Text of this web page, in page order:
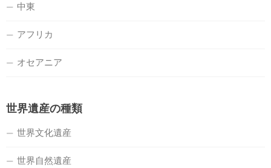
中東
アフリカ
オセアニア
世界遺産の種類
世界文化遺産
世界自然遺産